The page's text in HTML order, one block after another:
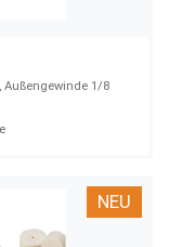
Außengewinde 1/8
NEU